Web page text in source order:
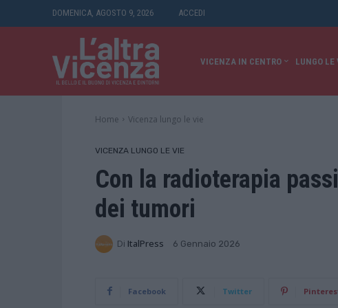
DOMENICA, AGOSTO 9, 2026 ACCEDI
VICENZA IN CENTRO LUNGO LE
Home Vicenza lungo le vie
VICENZA LUNGO LE VIE
Con la radioterapia
dei tumori
Di ItalPress 6 Gennaio 2026
Facebook Twitter